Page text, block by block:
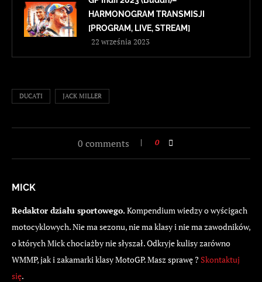
HARMONOGRAM TRANSMISJI
[PROGRAM, LIVE, STREAM]
22 września 2023
DUCATI JACK MILLER
0 comments 0
MICK
Redaktor działu sportowego.Kompendium wiedzy o wyścigach
motocyklowych. Nie ma sezonu, nie ma klasy i nie ma zawodników,
o których Mick chociażby nie słyszał. Odkryje kulisy zarówno
WMMP, jak i zakamarki klasy MotoGP. Masz sprawę ? Skontaktuj
się.